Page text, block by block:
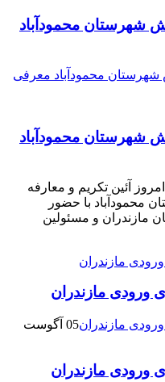
شهرستان محمودآباد
شهرستان محمودآباد
آئین تکریم و معارفه
محمودآباد با حضور
مازندران و مسئولین
ورودی مازندران
05 آگوست
ورودی مازندران